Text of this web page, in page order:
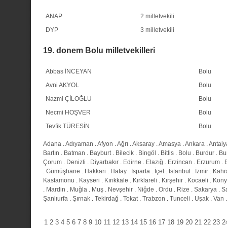
ANAP
2 milletvekili
DYP
3 milletvekili
19. donem Bolu milletvekilleri
Abbas İNCEYAN
Bolu
Avni AKYOL
Bolu
Nazmi ÇİLOĞLU
Bolu
Necmi HOŞVER
Bolu
Tevfik TÜRESİN
Bolu
Adana .Adıyaman .Afyon .Ağrı .Aksaray .Amasya .Ankara .
Bartın . Batman . Bayburt. Bilecik . Bingöl . Bitlis . Bolu . Burdur .
Çorum . Denizli . Diyarbakır . Edirne . Elazığ . Erzincan . Erzurum .
. Gümüşhane . Hakkari . Hatay . Isparta . İçel . İstanbul . İzmir .
Kastamonu . Kayseri . Kırıkkale . Kırklareli . Kırşehir . Kocaeli .
. Mardin . Muğla . Muş . Nevşehir . Niğde . Ordu . Rize . Sakarya .
Şanlıurfa . Şırnak . Tekirdağ . Tokat. Trabzon . Tunceli . Uşak . Van
1 2 3 4 5 6 7 8 9 10 11 12 13 14 15 16 17 18 19 20 21 22 23